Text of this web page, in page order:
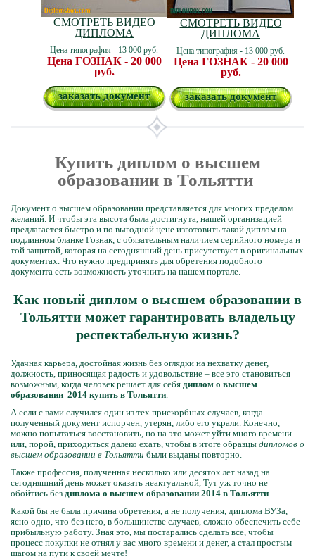
СМОТРЕТЬ ВИДЕО
ДИПЛОМА
Цена типография - 13 000 руб.
Цена ГОЗНАК - 20 000
руб.
заказать документ
СМОТРЕТЬ ВИДЕО
ДИПЛОМА
Цена типография - 13 000 руб.
Цена ГОЗНАК - 20 000
руб.
заказать документ
Купить диплом о высшем
образовании в Тольятти
Документ о высшем образовании представляется для многих пределом
желаний. И чтобы эта высота была достигнута, нашей организацией
предлагается быстро и по выгодной цене изготовить такой диплом на
подлинном бланке Гознак, с обязательным наличием серийного номера и
той защитой, которая на сегодняшний день присутствует в оригинальных
документах. Что нужно предпринять для обретения подобного
документа есть возможность уточнить на нашем портале.
Как новый диплом о высшем образовании в
Тольятти может гарантировать владельцу
респектабельную жизнь?
Удачная карьера, достойная жизнь без оглядки на нехватку денег,
должность, приносящая радость и удовольствие – все это становиться
возможным, когда человек решает для себя диплом о высшем
образовании 2014 купить в Тольятти.
А если с вами случился один из тех прискорбных случаев, когда
полученный документ испорчен, утерян, либо его украли. Конечно,
можно попытаться восстановить, но на это может уйти много времени
или, порой, приходиться далеко ехать, чтобы в итоге образцы дипломов о
высшем образовании в Тольятти были выданы повторно.
Также профессия, полученная несколько или десяток лет назад на
сегодняшний день может оказать неактуальной, Тут уж точно не
обойтись без диплома о высшем образовании 2014 в Тольятти.
Какой бы не была причина обретения, а не получения, диплома ВУЗа,
ясно одно, что без него, в большинстве случаев, сложно обеспечить себе
прибыльную работу. Зная это, мы постарались сделать все, чтобы
процесс покупки не отнял у вас много времени и денег, а стал простым
шагом на пути к своей мечте!